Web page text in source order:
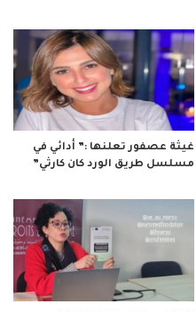
غيثة عصفور تعلنها :” أدائي في
مسلسل طريق الورد كان كارثي”